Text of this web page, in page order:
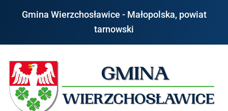
Gmina Wierzchosławice - Małopolska, powiat
tarnowski